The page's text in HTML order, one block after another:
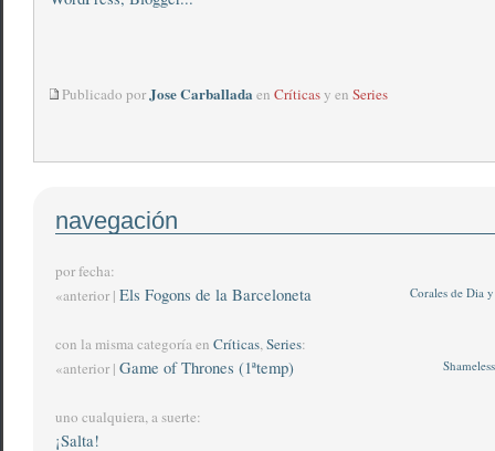
Publicado porJose Carballadaen Críticasy en Series
navegación
por fecha:
Corales de Dia
«anterior | Els Fogons de la Barceloneta
con la misma categoría en Críticas,Series:
«anterior | Game of Thrones (1ªtemp)
uno cualquiera, a suerte:
¡Salta!